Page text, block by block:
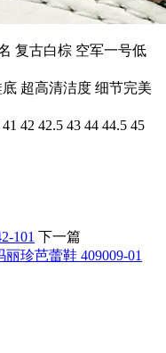
复古白棕 空军一号低
超高清洁度 细节完美
42 42.5 43 44 44.5 45
101 下一篇
丽珍芭蕾鞋 409009-01